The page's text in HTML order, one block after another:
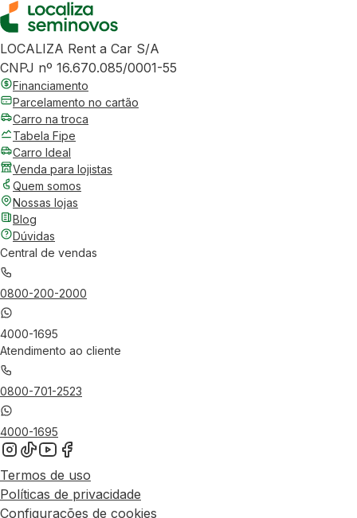
LOCALIZA Rent a Car S/A
CNPJ nº 16.670.085/0001-55
Financiamento
Parcelamento no cartão
Carro na troca
Tabela Fipe
Carro Ideal
Venda para lojistas
Quem somos
Nossas lojas
Blog
Dúvidas
Central de vendas
0800-200-2000
4000-1695
Atendimento ao cliente
0800-701-2523
4000-1695
Termos de uso
Políticas de privacidade
Configurações de cookies